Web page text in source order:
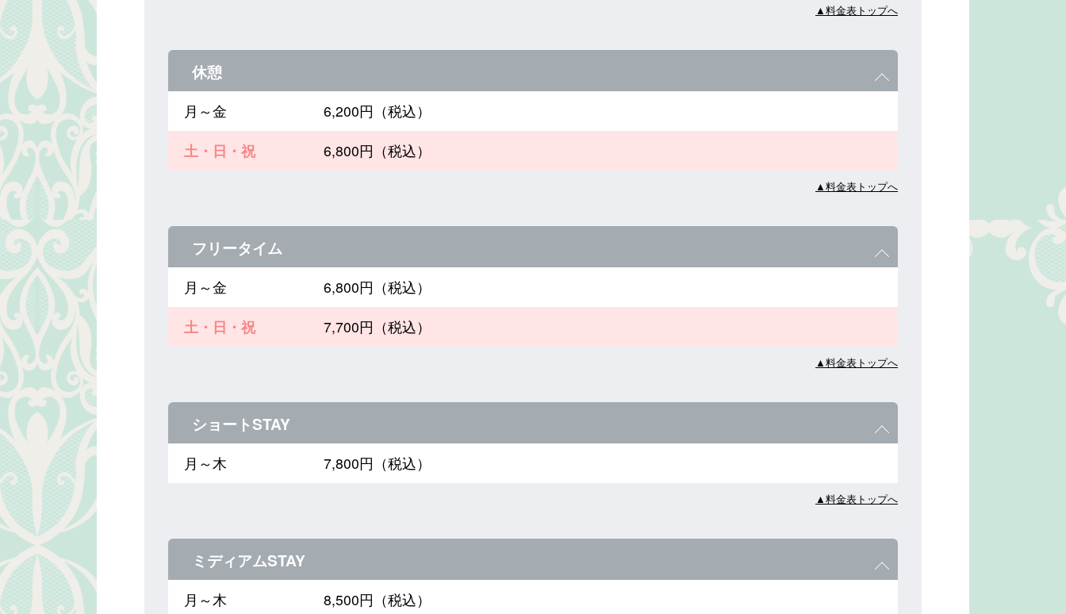
▲料金表トップへ
休憩
月～金
6,200円（税込）
土・日・祝
6,800円（税込）
▲料金表トップへ
フリータイム
月～金
6,800円（税込）
土・日・祝
7,700円（税込）
▲料金表トップへ
ショートSTAY
月～木 7,800円（税込）
▲料金表トップへ
ミディアムSTAY
月～木
8,500円（税込）